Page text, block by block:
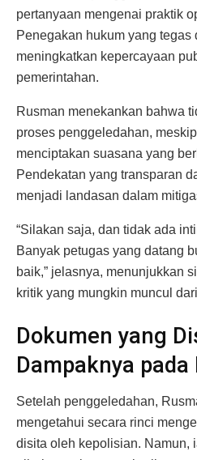
pertanyaan mengenai praktik
Penegakan hukum yang tegas
meningkatkan kepercayaan
pemerintahan.
Rusman menekankan bahwa
proses penggeledahan,
menciptakan suasana yang
Pendekatan yang transparan
menjadi landasan dalam
“Silakan saja, dan tidak ada
Banyak petugas yang datang
baik,” jelasnya, menunjukkan
kritik yang mungkin muncul
Dokumen yang
Dampaknya pada
Setelah penggeledahan,
mengetahui secara rinci
disita oleh kepolisian. Namun,